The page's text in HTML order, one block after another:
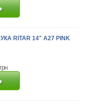
RITAR 14" A27 PINK
грн